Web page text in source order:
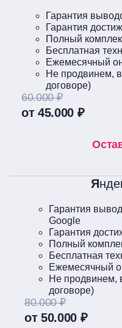
Гарантия
Гарантия
Полный
Бесплатная
Ежемесячный
Не продвинем,
договоре)
60.000 ₽
от 45.000 ₽
Я
Гарантия
Google
Гарантия
Полный
Бесплатная
Ежемесячный
Не продвинем,
договоре)
80.000 ₽
от 50.000 ₽